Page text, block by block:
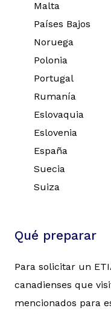
Malta
Países Bajos
Noruega
Polonia
Portugal
Rumanía
Eslovaquia
Eslovenia
España
Suecia
Suiza
Qué preparar
Para solicitar un
canadienses que
mencionados para